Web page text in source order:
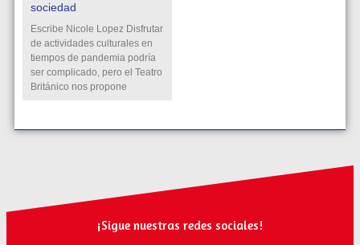
sociedad
Escribe Nicole Lopez Disfrutar
de actividades culturales en
tiempos de pandemia podría
ser complicado, pero el Teatro
Británico nos propone
¡Sigue nuestras redes sociales!